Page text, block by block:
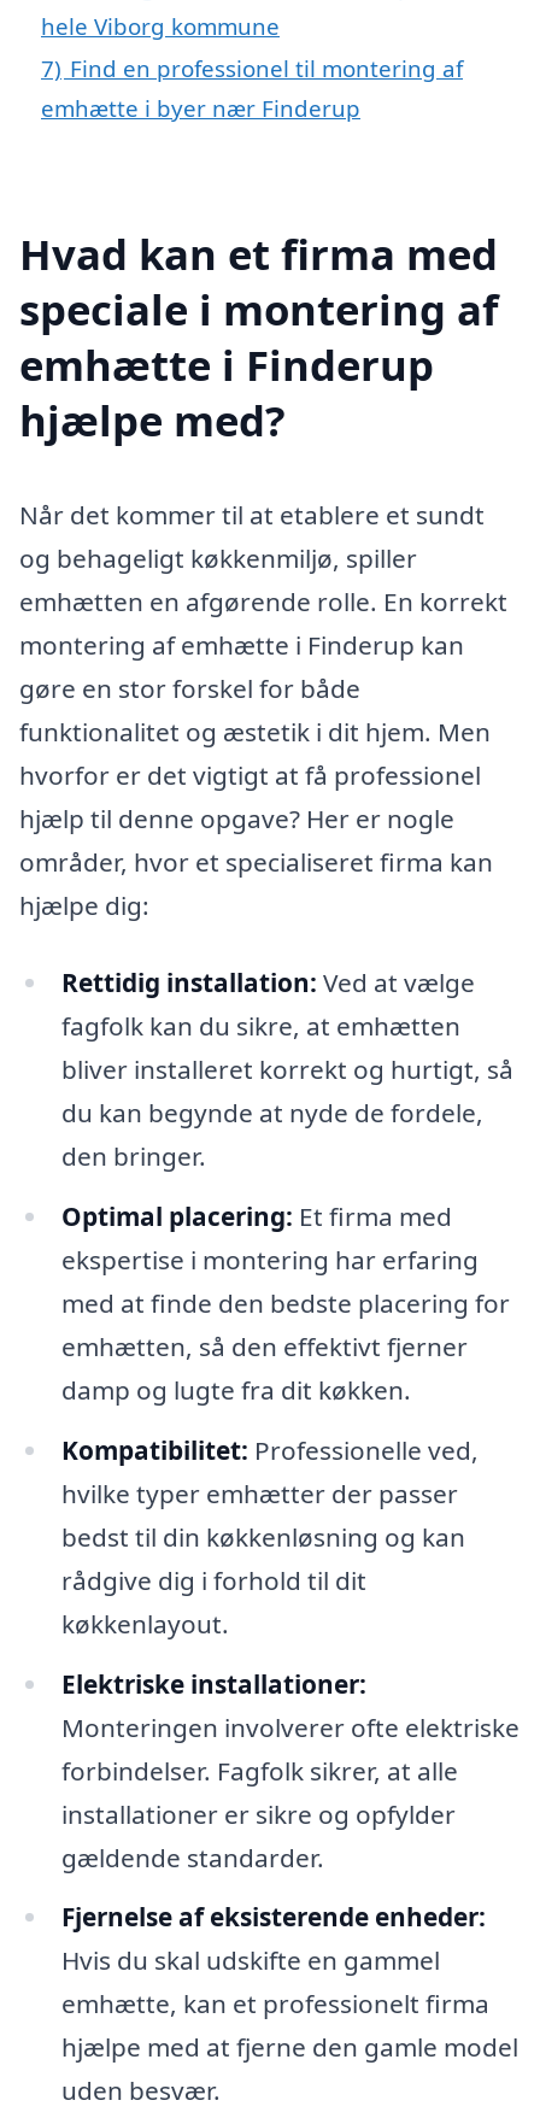
hele Viborg kommune
7) Find en professionel til montering af
emhætte i byer nær Finderup
Hvad kan et firma med
speciale i montering af
emhætte i Finderup
hjælpe med?
Når det kommer til at etablere et sundt
og behageligt køkkenmiljø, spiller
emhætten en afgørende rolle. En korrekt
montering af emhætte i Finderup kan
gøre en stor forskel for både
funktionalitet og æstetik i dit hjem. Men
hvorfor er det vigtigt at få professionel
hjælp til denne opgave? Her er nogle
områder, hvor et specialiseret firma kan
hjælpe dig:
Rettidig installation: Ved at vælge
fagfolk kan du sikre, at emhætten
bliver installeret korrekt og hurtigt, så
du kan begynde at nyde de fordele,
den bringer.
Optimal placering: Et firma med
ekspertise i montering har erfaring
med at finde den bedste placering for
emhætten, så den effektivt fjerner
damp og lugte fra dit køkken.
Kompatibilitet: Professionelle ved,
hvilke typer emhætter der passer
bedst til din køkkenløsning og kan
rådgive dig i forhold til dit
køkkenlayout.
Elektriske installationer:
Monteringen involverer ofte elektriske
forbindelser. Fagfolk sikrer, at alle
installationer er sikre og opfylder
gældende standarder.
Fjernelse af eksisterende enheder:
Hvis du skal udskifte en gammel
emhætte, kan et professionelt firma
hjælpe med at fjerne den gamle model
uden besvær.